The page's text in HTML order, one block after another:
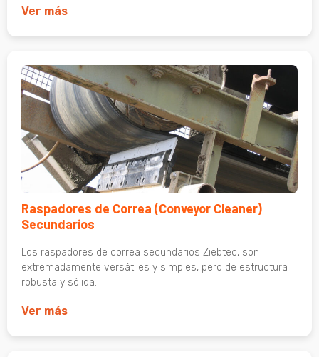
Ver más
Raspadores de Correa (Conveyor Cleaner)
Secundarios
Los raspadores de correa secundarios Ziebtec, son
extremadamente versátiles y simples, pero de estructura
robusta y sólida.
Ver más